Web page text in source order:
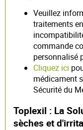
Veuillez
traitements
commande
personnalisé
Cliquez ici
médicament
Sécurité du
Toplexil : La
sèches et